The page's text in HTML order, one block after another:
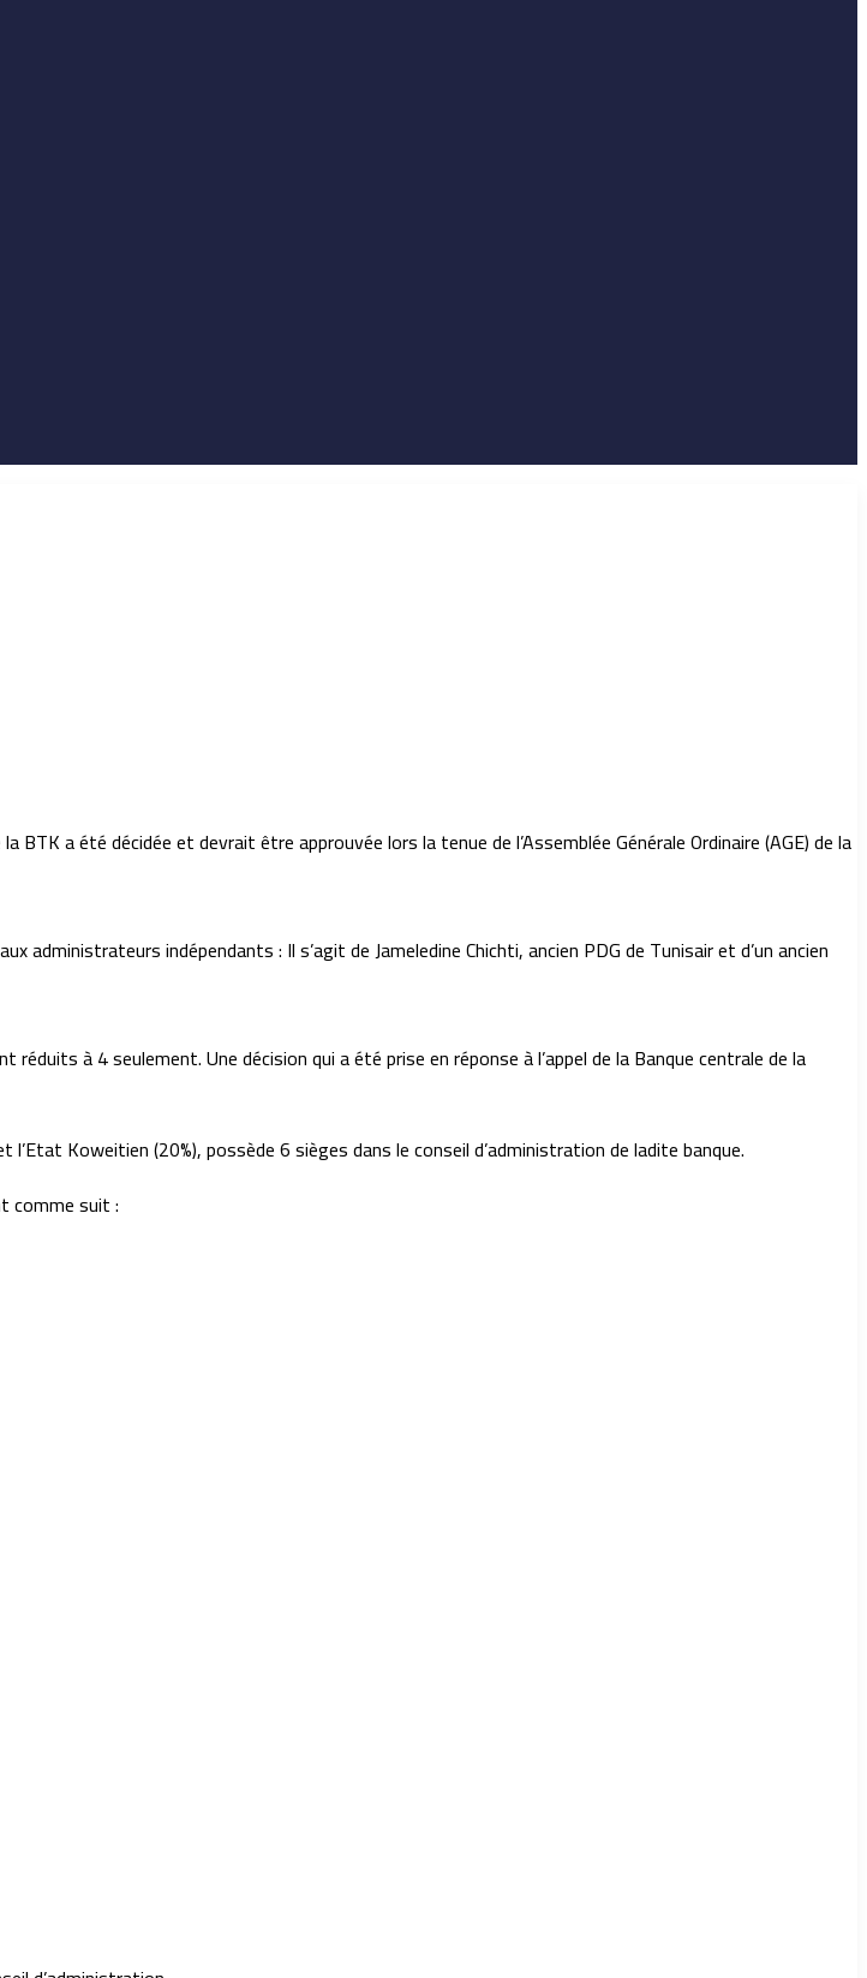
BTK a été décidée et devrait être approuvée lors la tenue de l’Assemblée Générale Ordinaire (AGE) de la
administrateurs indépendants : Il s’agit de Jameledine Chichti, ancien PDG de Tunisair et d’un ancien
à 4 seulement. Une décision qui a été prise en réponse à l’appel de la Banque centrale de la
Koweitien (20%), possède 6 sièges dans le conseil d’administration de ladite banque.
comme suit :